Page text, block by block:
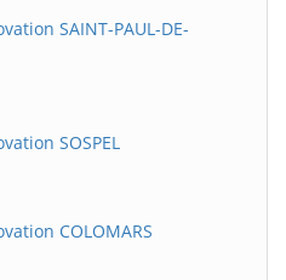
SAINT-PAUL-DE-
SOSPEL
COLOMARS